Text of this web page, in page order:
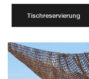
Tischreservierung